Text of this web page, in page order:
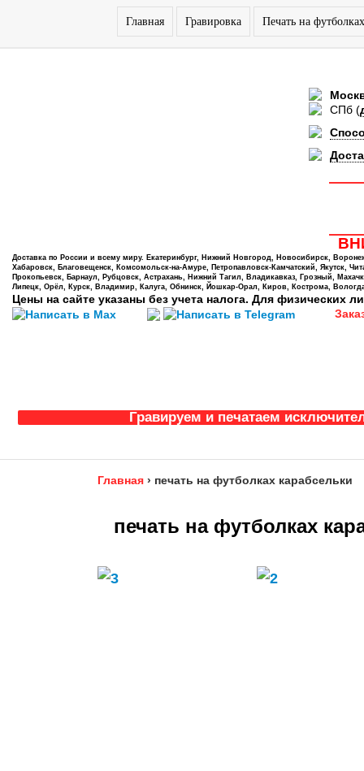
Главная Гравировка Печать на футболках
СПб (
Доставка по России и всему миру. Екатеринбург, Нижний Новгород, Новосибирск,
Хабаровск, Благовещенск, Комсомольск-на-Амуре, Петропавловск-Камчатский, Якутск,
Прокопьевск, Барнаул, Рубцовск, Астрахань, Нижний Тагил, Владикавказ, Грозный,
Липецк, Орёл, Курск, Владимир, Калуга, Обнинск, Йошкар-Орал, Киров, Кострома,
Цены на сайте указаны без учета налога. Для физических
Гравируем и печатаем
Главная › печать на футболках карабсельки
печать на футболках